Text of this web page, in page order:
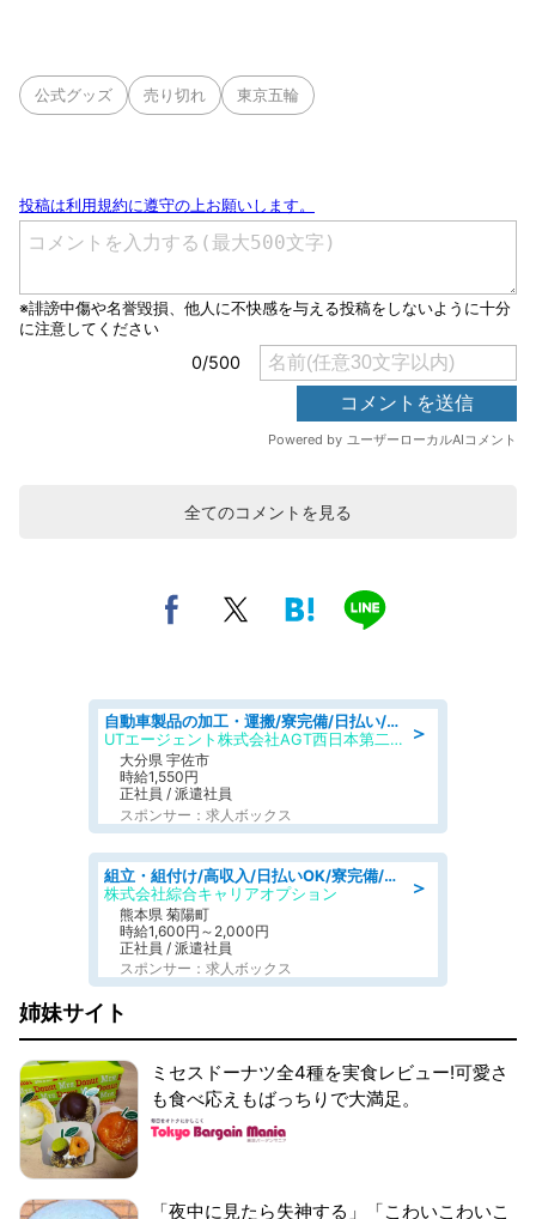
公式グッズ 売り切れ 東京五輪
全てのコメントを見る
＞
自動車製品の加工・運搬/寮完備/日払い/工場・製造
UTエージェント株式会社AGT西日本第二CU
大分県 宇佐市
時給1,550円
正社員 / 派遣社員
スポンサー：求人ボックス
＞
組立・組付け/高収入/日払いOK/寮完備/交替制/20・30・40代活躍中
株式会社綜合キャリアオプション
熊本県 菊陽町
時給1,600円～2,000円
正社員 / 派遣社員
スポンサー：求人ボックス
姉妹サイト
ミセスドーナツ全4種を実食レビュー!可愛さ
も食べ応えもばっちりで大満足。
「夜中に見たら失神する」「こわいこわいこ